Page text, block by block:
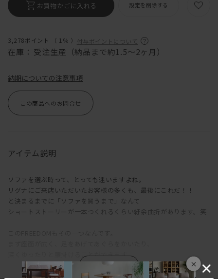
×
3,278ポイント （ 1％ ） 付与ポイントについて
在庫： 受注生産（納品まで約1.5～2ヶ月）
お買物かごに入れる 設定を削除する
納期についての注意事項
この商品へのお問合せ
アイテム説明
ソファを選ぶ時って、とっても迷いますよね。
リグナにご来店いただいたお客様の多くも、最後にこれだ！！
と決まるまでに「ソファを買うまで」なんて
ショートストーリーが一本つくれるくらい紆余曲折があります。笑
深くゆったりと腰掛けることができます。
オプションの背クッションをどけると、デイベッドとして使えるく